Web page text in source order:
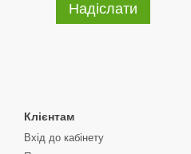
Надіслати
Клієнтам
Вхід до кабінету